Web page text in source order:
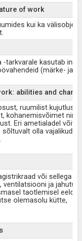
of work
kui ka
-tarkvarale kasutab
(märke- ja
abilities and
ruumilist
kohanemisvõimet ning
Eri ametialadel
olla vajalikud
või sellega
ja
taotlemisel
olemasolu kütte,